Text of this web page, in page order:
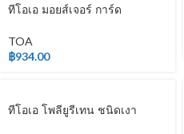
ทีโอเอ มอยส์เจอร์ การ์ด
TOA
฿934.00
ทีโอเอ โพลียูรีเทน ชนิดเงา